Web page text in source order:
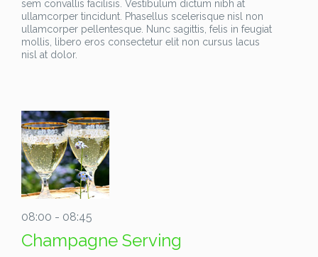
sem convallis facilisis. Vestibulum dictum nibh at
ullamcorper tincidunt. Phasellus scelerisque nisl non
ullamcorper pellentesque. Nunc sagittis, felis in feugiat
mollis, libero eros consectetur elit non cursus lacus
nisl at dolor.
08:00 - 08:45
Champagne Serving